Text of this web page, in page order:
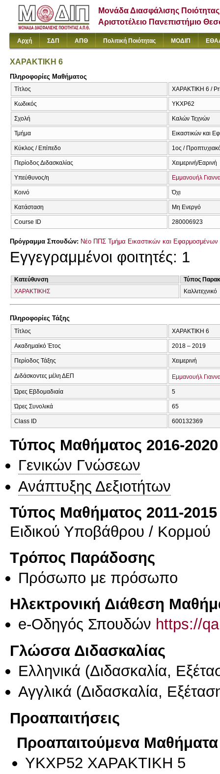
Μονάδα Διασφάλισης Ποιότητας
Αριστοτέλειο Πανεπιστήμιο
Αρχή ΣΔΠ ΑΠΘ Πολιτική Ποιότητας ΜΟΔΙΠ
ΧΑΡΑΚΤΙΚΗ 6
Πληροφορίες Μαθήματος
Τίτλος ΧΑΡΑΚΤΙΚΗ 6 /
Κωδικός ΥΚΧΡ62
Σχολή Καλών Τεχνών
Τμήμα Εικαστικών και
Κύκλος / Επίπεδο 1ος /
Περίοδος Διδασκαλίας Χειμερινή/Εαρινή
Υπεύθυνος/η Εμμανουήλ
Κοινό Όχι
Κατάσταση Μη Ενεργό
Course ID 280006923
Πρόγραμμα Σπουδών: Νέο ΠΠΣ Τμήμα Εικαστικών και
Εγγεγραμμένοι φοιτητές: 1
Κατεύθυνση
Τύπος
ΧΑΡΑΚΤΙΚΗΣ
Καλλιτεχνικό
Πληροφορίες Τάξης
Τίτλος ΧΑΡΑΚΤΙΚΗ 6
Ακαδημαϊκό Έτος 2018 – 2019
Περίοδος Τάξης Χειμερινή
Διδάσκοντες μέλη ΔΕΠ Εμμανουήλ
Ώρες Εβδομαδιαία 5
Ώρες Συνολικά 65
Class ID 600132369
Τύπος Μαθήματος 2016-2020
Γενικών Γνώσεων
Ανάπτυξης Δεξιοτήτων
Τύπος Μαθήματος 2011-2015
Ειδικού Υποβάθρου / Κορμού
Τρόπος Παράδοσης
Πρόσωπο με πρόσωπο
Ηλεκτρονική Διάθεση
e-Οδηγός Σπουδών https://
Γλώσσα Διδασκαλίας
Ελληνικά (Διδασκαλία,
Αγγλικά (Διδασκαλία,
Προαπαιτήσεις
Προαπαιτούμενα Μαθήματα
ΥΚΧΡ52 ΧΑΡΑΚΤΙΚΗ 5